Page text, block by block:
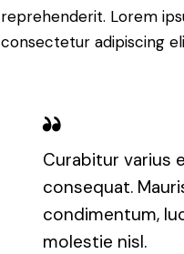
reprehenderit. Lorem
consectetur adipiscing
Curabitur varius
consequat.
condimentum,
molestie nisl.